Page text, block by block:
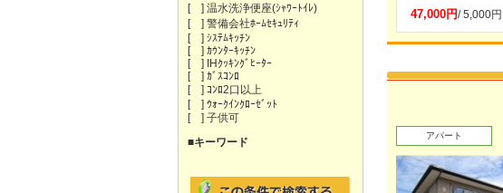
[ ] 温水洗浄便座(ｼｬﾜｰﾄｲﾚ)
[ ] 警備会社ﾎｰﾑｾｷｭﾘﾃｨ
[ ] ｼｽﾃﾑｷｯﾁﾝ
[ ] ｶｳﾝﾀｰｷｯﾁﾝ
[ ] IHｸｯｷﾝｸﾞﾋｰﾀｰ
[ ] ｶﾞｽｺﾝﾛ
[ ] ｺﾝﾛ2口以上
[ ] ｳｫｰｸｲﾝｸﾛｰｾﾞｯﾄ
[ ] 子供可
■キーワード
47,000円/ 5,000円
アパート